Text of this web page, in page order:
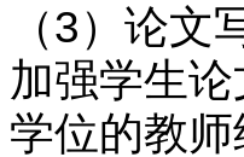
（3）论
加强学生
学位的教